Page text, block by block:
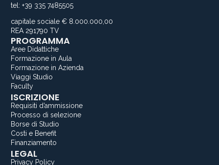
tel: +39 335 7485505
capitale sociale € 8.000.000,00
REA 291790 TV
PROGRAMMA
Aree Didattiche
Formazione in Aula
Formazione in Azienda
Viaggi Studio
Faculty
ISCRIZIONE
Requisiti d’ammissione
Processo di selezione
Borse di Studio
Costi e Benefit
Finanziamento
LEGAL
Privacy Policy